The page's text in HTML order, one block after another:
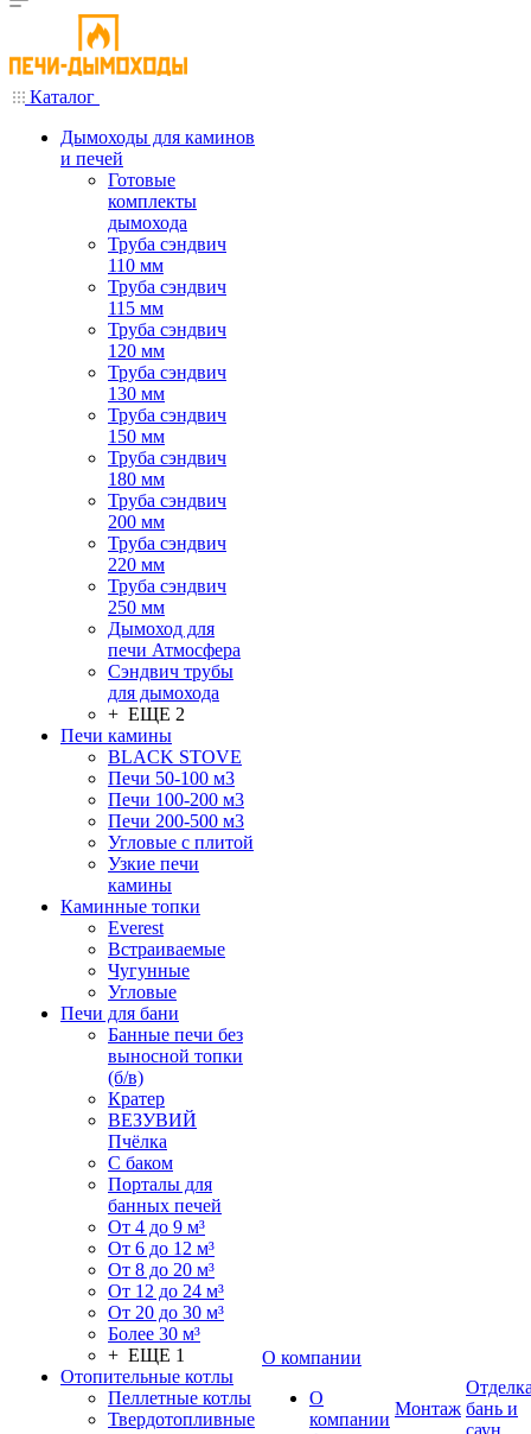
Каталог
Дымоходы для каминов
и печей
Готовые
комплекты
дымохода
Труба сэндвич
110 мм
Труба сэндвич
115 мм
Труба сэндвич
120 мм
Труба сэндвич
130 мм
Труба сэндвич
150 мм
Труба сэндвич
180 мм
Труба сэндвич
200 мм
Труба сэндвич
220 мм
Труба сэндвич
250 мм
Дымоход для
печи Атмосфера
Сэндвич трубы
для дымохода
+ ЕЩЕ 2
Печи камины
BLACK STOVE
Печи 50-100 м3
Печи 100-200 м3
Печи 200-500 м3
Угловые с плитой
Узкие печи
камины
Каминные топки
Everest
Встраиваемые
Чугунные
Угловые
Печи для бани
Банные печи без
выносной топки
(б/в)
Кратер
ВЕЗУВИЙ
Пчёлка
С баком
Порталы для
банных печей
От 4 до 9 м³
От 6 до 12 м³
От 8 до 20 м³
От 12 до 24 м³
От 20 до 30 м³
Более 30 м³
+ ЕЩЕ 1
Отопительные котлы
Пеллетные котлы
Твердотопливные
О компании
О
компании
Монтаж бань и
саун